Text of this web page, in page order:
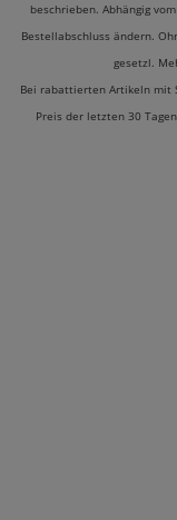
beschrieben. Abhängig
Bestellabschluss ändern.
gesetzl.
Bei rabattierten Artikeln mit
Preis der letzten 30